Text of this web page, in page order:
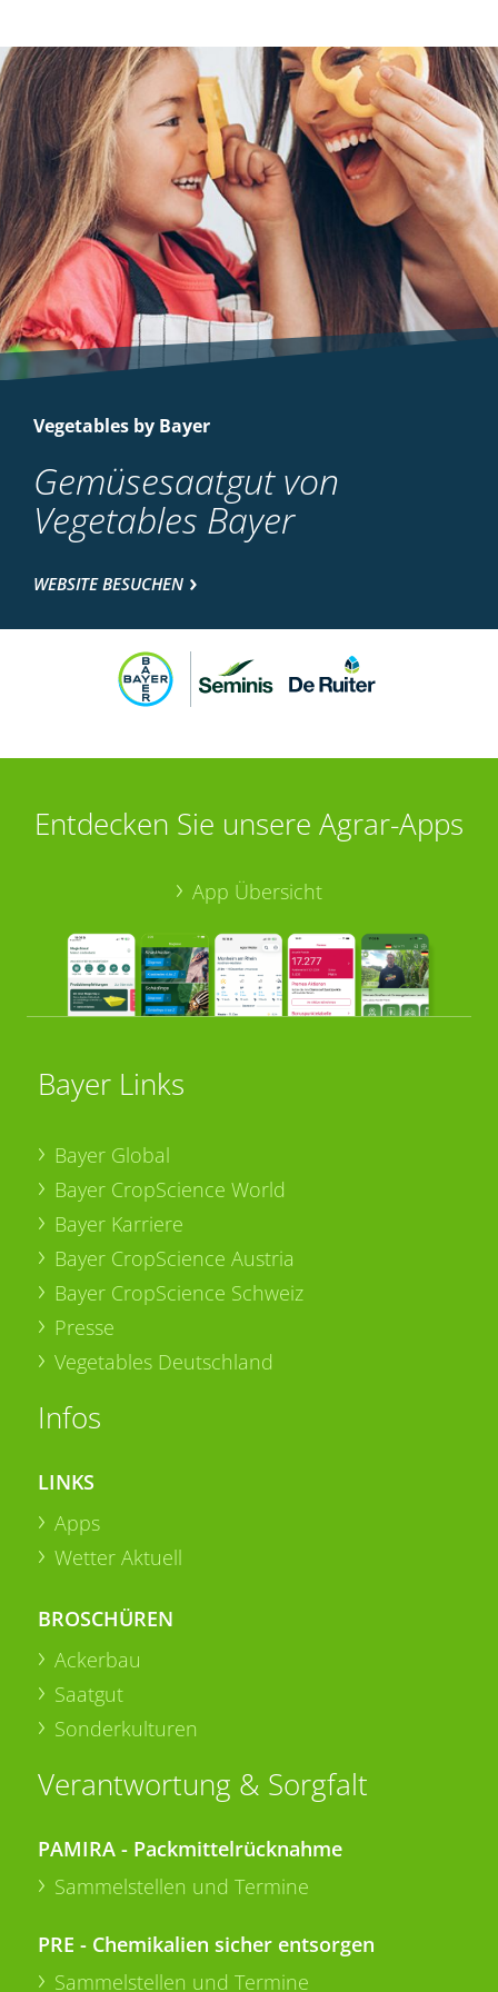
Vegetables by Bayer
Gemüsesaatgut von
Vegetables Bayer
WEBSITE BESUCHEN
Entdecken Sie unsere Agrar-Apps
App Übersicht
Bayer Links
Bayer Global
Bayer CropScience World
Bayer Karriere
Bayer CropScience Austria
Bayer CropScience Schweiz
Presse
Vegetables Deutschland
Infos
LINKS
Apps
Wetter Aktuell
BROSCHÜREN
Ackerbau
Saatgut
Sonderkulturen
Verantwortung & Sorgfalt
PAMIRA - Packmittelrücknahme
Sammelstellen und Termine
PRE - Chemikalien sicher entsorgen
Sammelstellen und Termine